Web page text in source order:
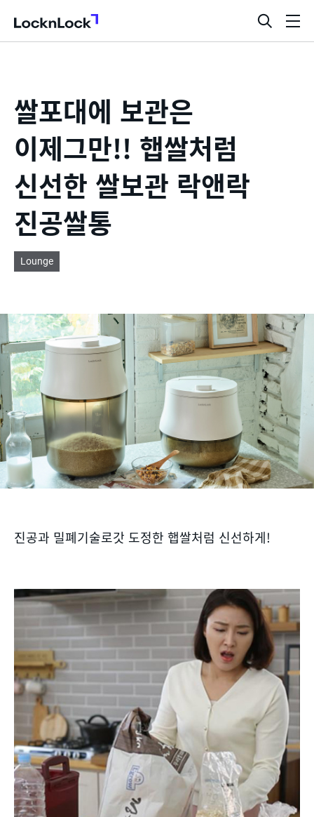
LocknLock
검
색
쌀포대에 보관은
이제그만!! 햅쌀처럼
신선한 쌀보관 락앤락
진공쌀통
Lounge
진공과 밀폐기술로갓 도정한 햅쌀처럼 신선하게!